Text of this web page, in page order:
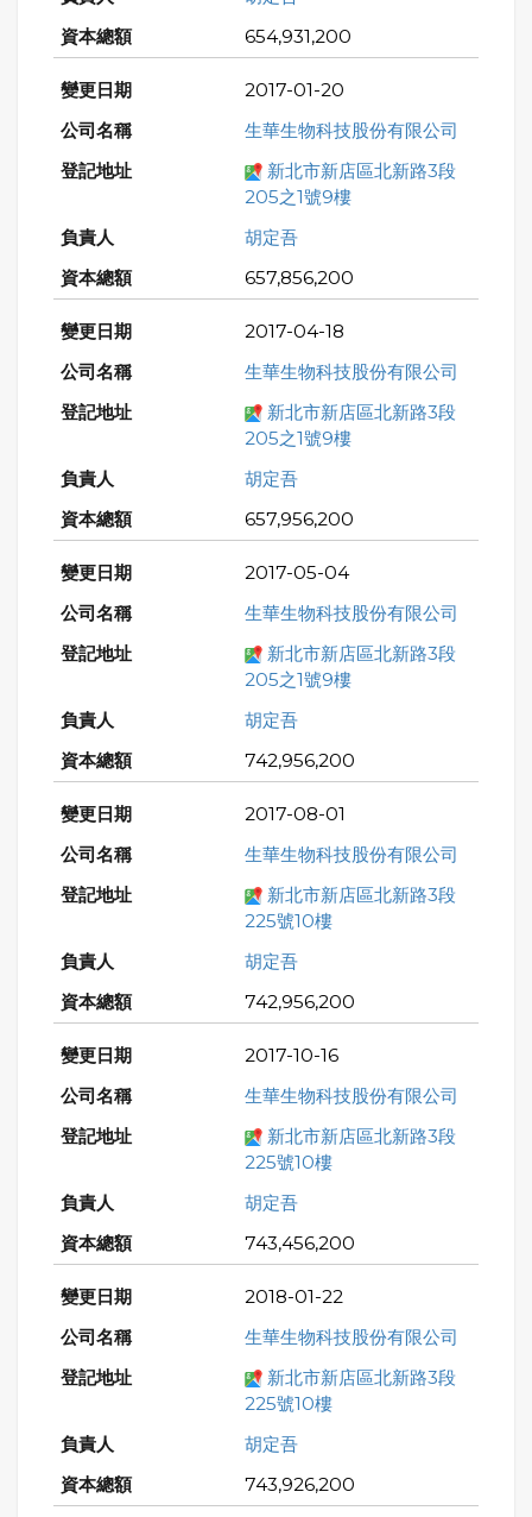
654,931,200
2017-01-20
生華生物科技股份有限公司
新北市新店區北新路3段
205之1號9樓
胡定吾
657,856,200
2017-04-18
生華生物科技股份有限公司
新北市新店區北新路3段
205之1號9樓
胡定吾
657,956,200
2017-05-04
生華生物科技股份有限公司
新北市新店區北新路3段
205之1號9樓
胡定吾
742,956,200
2017-08-01
生華生物科技股份有限公司
新北市新店區北新路3段
225號10樓
胡定吾
742,956,200
2017-10-16
生華生物科技股份有限公司
新北市新店區北新路3段
225號10樓
胡定吾
743,456,200
2018-01-22
生華生物科技股份有限公司
新北市新店區北新路3段
225號10樓
胡定吾
743,926,200